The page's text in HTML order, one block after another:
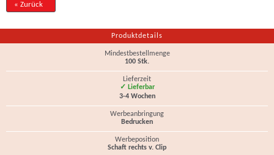
« Zurück
Produktdetails
Mindestbestellmenge
100 Stk.
Lieferzeit
✓ Lieferbar
3-4 Wochen
Werbeanbringung
Bedrucken
Werbeposition
Schaft rechts v. Clip